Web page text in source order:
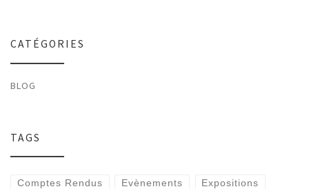
CATÉGORIES
BLOG
TAGS
Comptes Rendus Evènements Expositions